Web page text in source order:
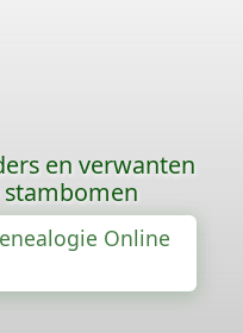
en verwanten
Online